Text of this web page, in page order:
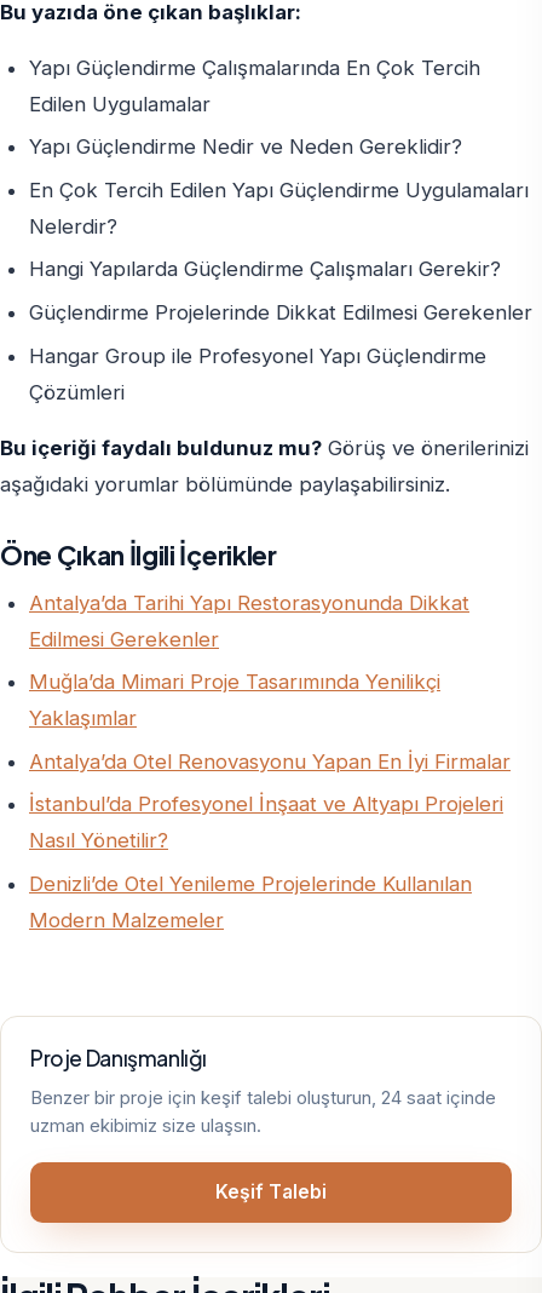
Bu yazıda öne çıkan başlıklar:
Yapı Güçlendirme Çalışmalarında En Çok Tercih
Edilen Uygulamalar
Yapı Güçlendirme Nedir ve Neden Gereklidir?
En Çok Tercih Edilen Yapı Güçlendirme Uygulamaları
Nelerdir?
Hangi Yapılarda Güçlendirme Çalışmaları Gerekir?
Güçlendirme Projelerinde Dikkat Edilmesi Gerekenler
Hangar Group ile Profesyonel Yapı Güçlendirme
Çözümleri
Bu içeriği faydalı buldunuz mu? Görüş ve önerilerinizi
aşağıdaki yorumlar bölümünde paylaşabilirsiniz.
Öne Çıkan İlgili İçerikler
Antalya’da Tarihi Yapı Restorasyonunda Dikkat
Edilmesi Gerekenler
Muğla’da Mimari Proje Tasarımında Yenilikçi
Yaklaşımlar
Antalya’da Otel Renovasyonu Yapan En İyi Firmalar
İstanbul’da Profesyonel İnşaat ve Altyapı Projeleri
Nasıl Yönetilir?
Denizli’de Otel Yenileme Projelerinde Kullanılan
Modern Malzemeler
Proje Danışmanlığı
Benzer bir proje için keşif talebi oluşturun, 24 saat içinde
uzman ekibimiz size ulaşsın.
Keşif Talebi